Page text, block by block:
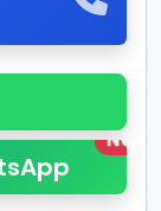
New